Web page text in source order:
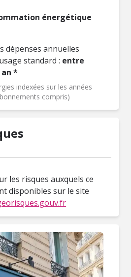
énergétique
dépenses annuelles
standard : entre
an *
indexées sur les années
compris)
les risques auxquels ce
disponibles sur le site